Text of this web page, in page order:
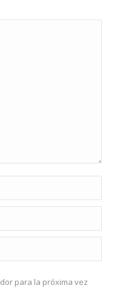
para la próxima vez